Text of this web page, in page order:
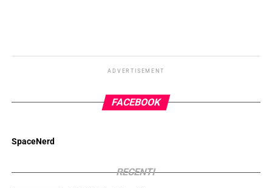
ADVERTISEMENT
FACEBOOK
SpaceNerd
RECENTI